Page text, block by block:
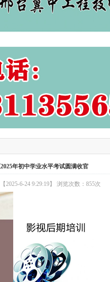
年初中学业水平考试圆满收官
2025-6-24 9:29:19】 浏览次数：855次